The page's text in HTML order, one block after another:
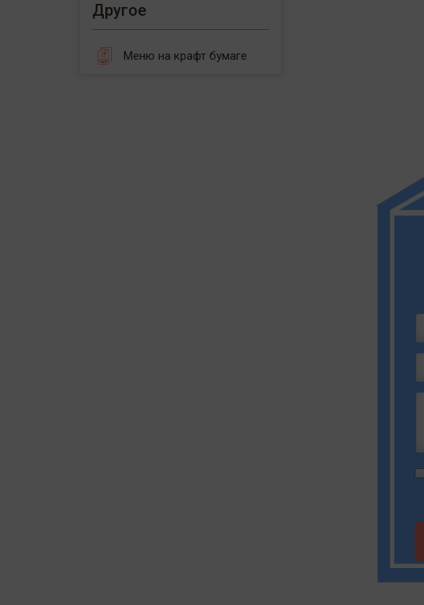
Другое
Меню на крафт бумаге